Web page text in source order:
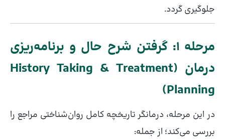
جلوگیری گردد.
مرحله ۱: گرفتن شرح حال و برنامه‌ریزی
درمان (History Taking & Treatment
Planning)
در این مرحله، درمانگر تاریخچه کامل روان‌شناختی مراجع را
بررسی می‌کند؛ از جمله: